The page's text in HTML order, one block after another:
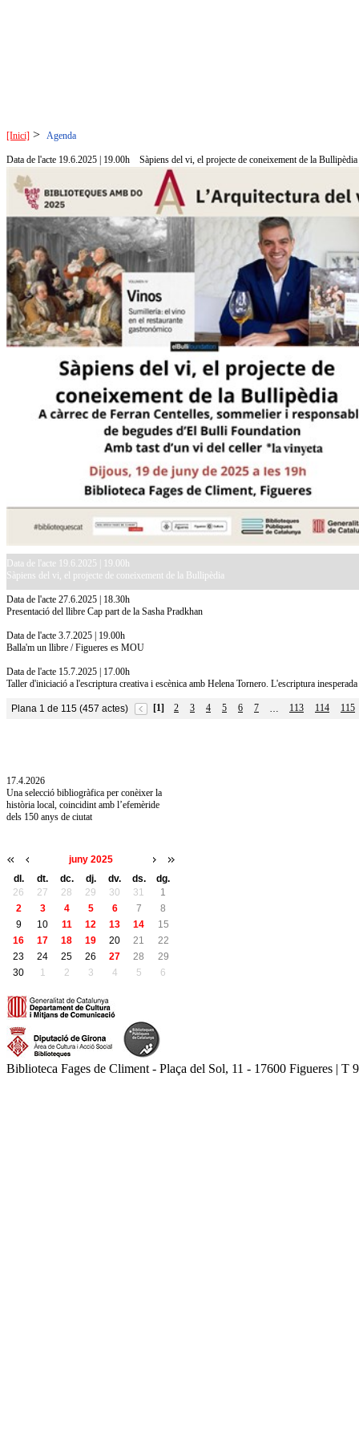
[Inici] > Agenda
Data de l'acte 19.6.2025 | 19.00h Sàpiens del vi, el projecte de coneixement de la Bullipèdia
Data de l'acte 19.6.2025 | 19.00h
Sàpiens del vi, el projecte de coneixement de la Bullipèdia
Data de l'acte 27.6.2025 | 18.30h
Presentació del llibre Cap part de la Sasha Pradkhan
Data de l'acte 3.7.2025 | 19.00h
Balla'm un llibre / Figueres es MOU
Data de l'acte 15.7.2025 | 17.00h
Taller d'iniciació a l'escriptura creativa i escènica amb Helena Tornero. L'escriptura inesperada
Plana 1 de 115 (457 actes) [1] 2 3 4 5 6 7 … 113 114
115
17.4.2026
Una selecció bibliogràfica per conèixer la
història local, coincidint amb l’efemèride
dels 150 anys de ciutat
juny 2025
dl.
dt. dc. dj. dv. ds.
dg.
26
27 28 29 30 31
1
2
3 4 5 6 7
8
9
10 11 12 13 14
15
16
17 18 19 20 21
22
23
24 25 26 27 28
29
30
1 2 3 4 5 6
Biblioteca Fages de Climent - Plaça del Sol, 11 - 17600 Figueres |